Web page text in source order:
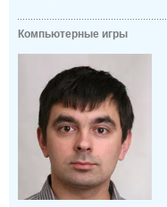
Компьютерные игры